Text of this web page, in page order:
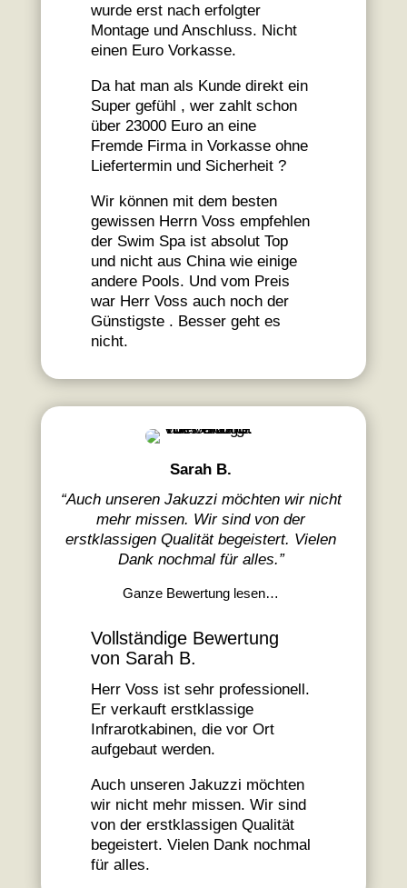
wurde erst nach erfolgter
Montage und Anschluss. Nicht
einen Euro Vorkasse.
Da hat man als Kunde direkt ein
Super gefühl , wer zahlt schon
über 23000 Euro an eine
Fremde Firma in Vorkasse ohne
Liefertermin und Sicherheit ?
Wir können mit dem besten
gewissen Herrn Voss empfehlen
der Swim Spa ist absolut Top
und nicht aus China wie einige
andere Pools. Und vom Preis
war Herr Voss auch noch der
Günstigste . Besser geht es
nicht.
Sarah B.
“Auch unseren Jakuzzi möchten wir nicht
mehr missen. Wir sind von der
erstklassigen Qualität begeistert. Vielen
Dank nochmal für alles.”
Ganze Bewertung lesen…
Vollständige Bewertung
von Sarah B.
Herr Voss ist sehr professionell.
Er verkauft erstklassige
Infrarotkabinen, die vor Ort
aufgebaut werden.
Auch unseren Jakuzzi möchten
wir nicht mehr missen. Wir sind
von der erstklassigen Qualität
begeistert. Vielen Dank nochmal
für alles.